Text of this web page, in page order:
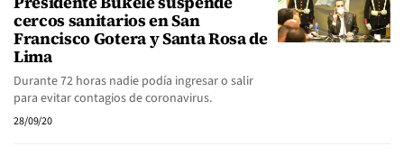
cercos sanitarios en San
Francisco Gotera y Santa Rosa de
Lima
Durante 72 horas nadie podía ingresar o salir
para evitar contagios de coronavirus.
28/09/20